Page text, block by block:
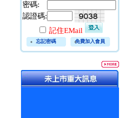
密碼:
認證碼:
記住EMail
忘記密碼 免費加入會員